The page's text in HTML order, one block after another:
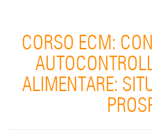
CORSO ECM:
ALIMENTARE: